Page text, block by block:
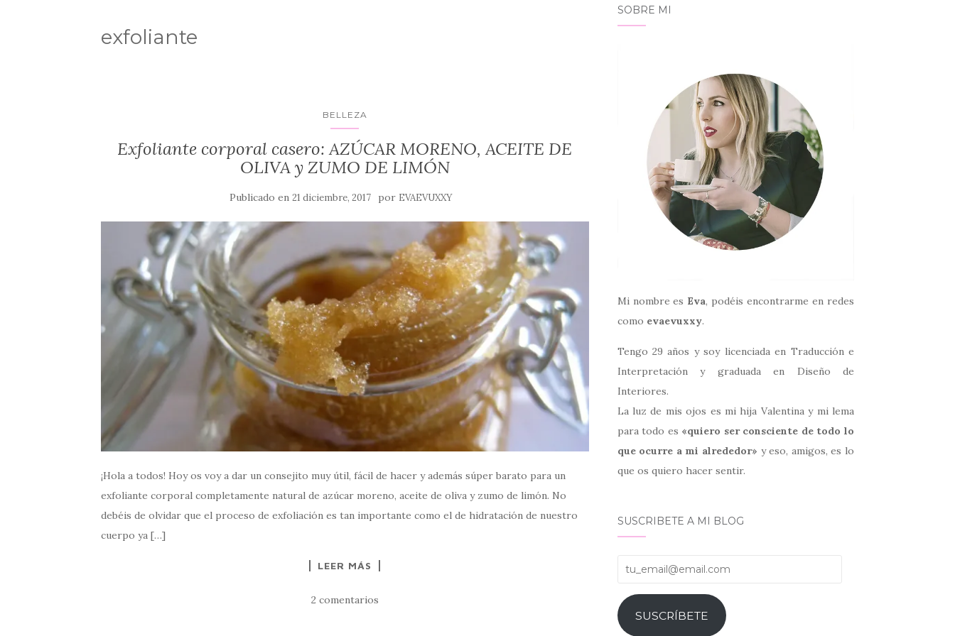
exfoliante
BELLEZA
Exfoliante corporal casero: AZÚCAR MORENO, ACEITE DE
OLIVA y ZUMO DE LIMÓN
Publicado en21 diciembre, 2017 por EVAEVUXXY
¡Hola a todos! Hoy os voy a dar un consejito muy útil, fácil de hacer y además súper barato para un
exfoliante corporal completamente natural de azúcar moreno, aceite de oliva y zumo de limón. No
debéis de olvidar que el proceso de exfoliación es tan importante como el de hidratación de nuestro
cuerpo ya […]
LEER MÁS
2 comentarios
SOBRE MI
Mi nombre es Eva, podéis encontrarme en redes
como evaevuxxy.
Tengo 29 años y soy licenciada en Traducción e
Interpretación y graduada en Diseño de
Interiores.
La luz de mis ojos es mi hija Valentina y mi lema
para todo es «quiero ser consciente de todo lo
que ocurre a mi alrededor» y eso, amigos, es lo
que os quiero hacer sentir.
SUSCRIBETE A MI BLOG
tu_email@email.com
SUSCRÍBETE